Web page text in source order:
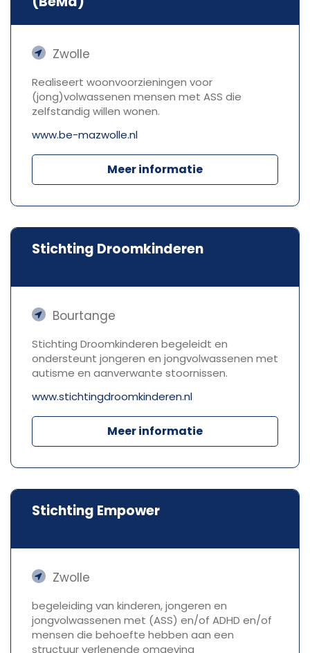
Zwolle
Realiseert woonvoorzieningen voor
(jong)volwassenen mensen met ASS die
zelfstandig willen wonen.
www.be-mazwolle.nl
Meer informatie
Stichting Droomkinderen
Bourtange
Stichting Droomkinderen begeleidt en
ondersteunt jongeren en jongvolwassenen met
autisme en aanverwante stoornissen.
www.stichtingdroomkinderen.nl
Meer informatie
Stichting Empower
Zwolle
begeleiding van kinderen, jongeren en
jongvolwassenen met (ASS) en/of ADHD en/of
mensen die behoefte hebben aan een
structuur verlenende omgeving